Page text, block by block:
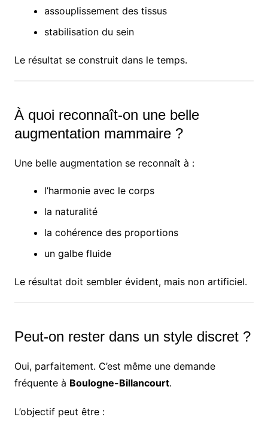
assouplissement des tissus
stabilisation du sein
Le résultat se construit dans le temps.
À quoi reconnaît-on une belle
augmentation mammaire ?
Une belle augmentation se reconnaît à :
l’harmonie avec le corps
la naturalité
la cohérence des proportions
un galbe fluide
Le résultat doit sembler évident, mais non artificiel.
Peut-on rester dans un style discret ?
Oui, parfaitement. C’est même une demande
fréquente à Boulogne-Billancourt.
L’objectif peut être :